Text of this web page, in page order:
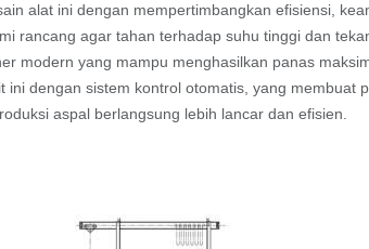
alat ini dengan mempertimbangkan efisiensi,
rancang agar tahan terhadap suhu tinggi dan
modern yang mampu menghasilkan panas
ini dengan sistem kontrol otomatis, yang membuat
aspal berlangsung lebih lancar dan efisien.